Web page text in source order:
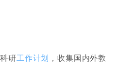
研工作计划
，收集国内外教